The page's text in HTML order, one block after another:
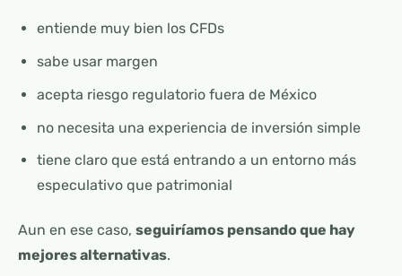
entiende muy bien los CFDs
sabe usar margen
acepta riesgo regulatorio fuera de México
no necesita una experiencia de inversión simple
tiene claro que está entrando a un entorno más
especulativo que patrimonial
Aun en ese caso, seguiríamos pensando que hay
mejores alternativas.